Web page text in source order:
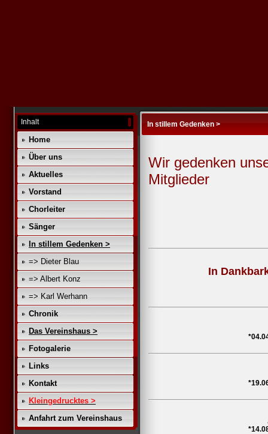
Inhalt
Home
Über uns
Aktuelles
Vorstand
Chorleiter
Sänger
In stillem Gedenken >
=> Dieter Blau
=> Albert Konz
=> Karl Werhann
Chronik
Das Vereinshaus >
Fotogalerie
Links
Kontakt
Kleingedrucktes >
Anfahrt zum Vereinshaus
In stillem Gedenken >
Wir gedenken
Mitglieder
In